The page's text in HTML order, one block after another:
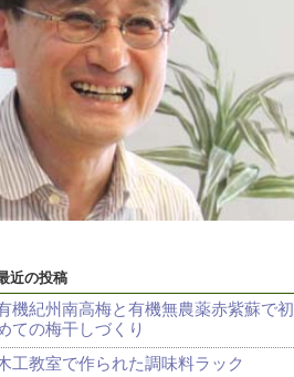
近の投稿
機紀州南高梅と有機無農薬赤紫蘇で初
ての梅干しづくり
工教室で作られた調味料ラック